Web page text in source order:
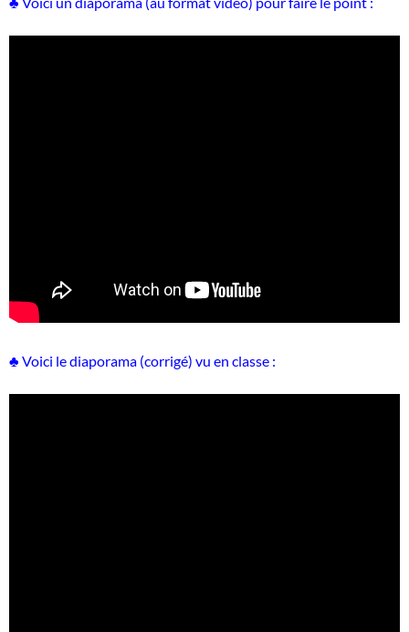
♣ Voici le diaporama (corrigé) vu en classe :